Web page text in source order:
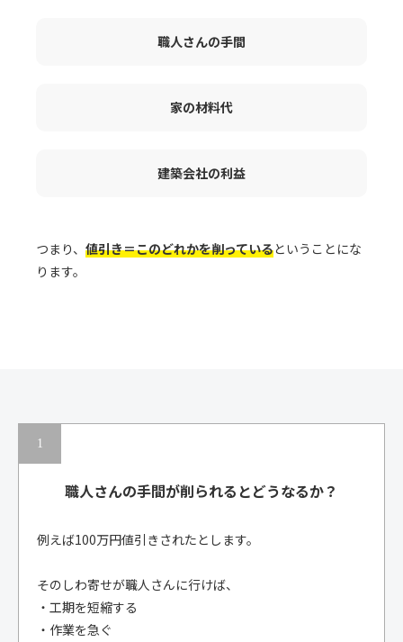
職人さんの手間
家の材料代
建築会社の利益
つまり、値引き＝このどれかを削っているということにな
ります。
職人さんの手間が削られるとどうなるか？
例えば100万円値引きされたとします。
そのしわ寄せが職人さんに行けば、
・工期を短縮する
・作業を急ぐ